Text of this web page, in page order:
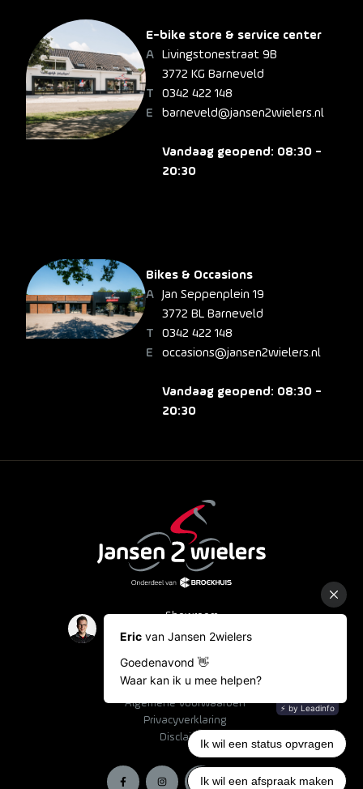
E-bike store & service center
Livingstonestraat 9B
3772 KG Barneveld
0342 422 148
barneveld@jansen2wielers.nl
Vandaag geopend: 08:30 -
20:30
Bikes & Occasions
Jan Seppenplein 19
3772 BL Barneveld
0342 422 148
occasions@jansen2wielers.nl
Vandaag geopend: 08:30 -
20:30
Showroom
Occasions
Bestelinformatie
Algemene voorwaarden
Privacyverklaring
Disclaimer